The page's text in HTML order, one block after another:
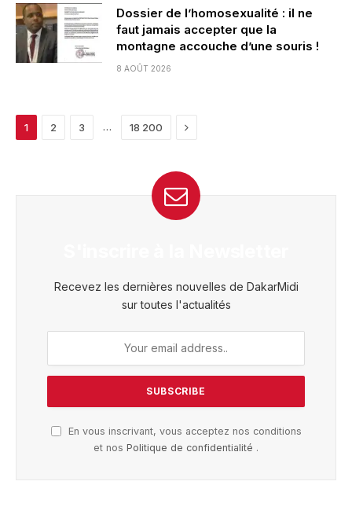
Dossier de l’homosexualité : il ne
faut jamais accepter que la
montagne accouche d’une souris !
8 AOÛT 2026
1 2 3 … 18 200 Next
Recevez les dernières nouvelles de DakarMidi
sur toutes l'actualités
En vous inscrivant, vous acceptez nos conditions
et nos Politique de confidentialité .